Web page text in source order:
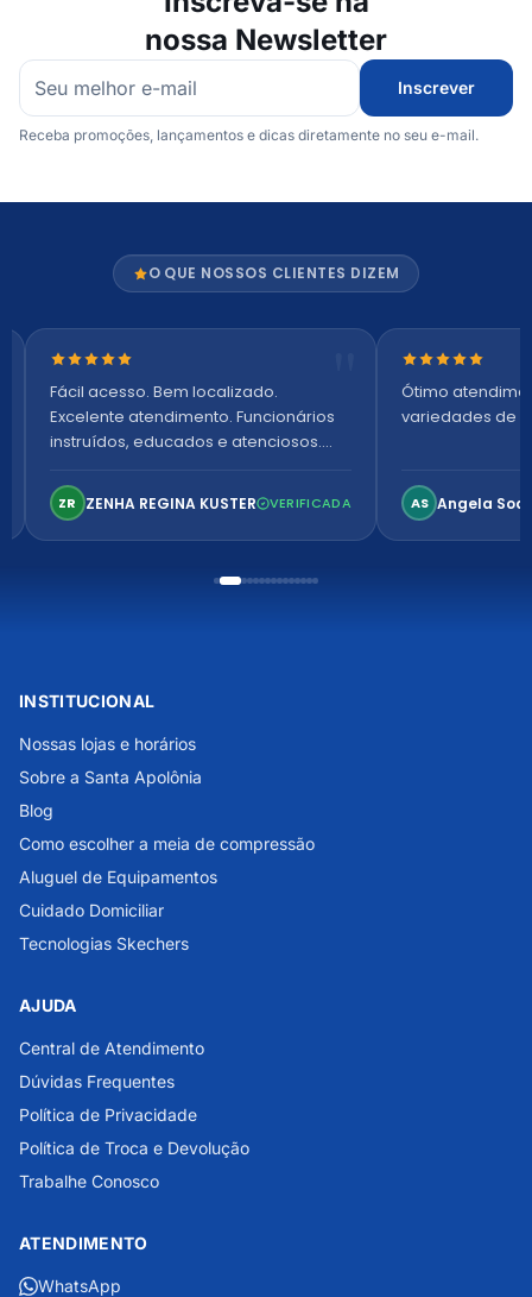
nossa Newsletter
Inscrever
Receba promoções, lançamentos e dicas diretamente no seu e-mail.
O QUE NOSSOS CLIENTES DIZEM
Nota 5 de 5 estrelas
Fácil acesso. Bem localizado.
Excelente atendimento. Funcionários
instruídos, educados e atenciosos.
confortável. Perfeito!
ZR ZENHA REGINA KUSTER VERIFICADA
Nota 5 de 5
Ótimo
variedades de
AS Angela
INSTITUCIONAL
Nossas lojas e horários
Sobre a Santa Apolônia
Blog
Como escolher a meia de compressão
Aluguel de Equipamentos
Cuidado Domiciliar
Tecnologias Skechers
AJUDA
Central de Atendimento
Dúvidas Frequentes
Política de Privacidade
Política de Troca e Devolução
Trabalhe Conosco
ATENDIMENTO
WhatsApp